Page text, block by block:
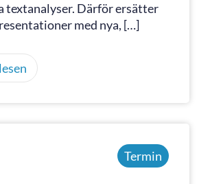
textanalyser. Därför ersätter
med nya, […]
Termin